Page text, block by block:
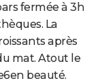
fermée à 3h
La
après
mat. Atout le
beauté.